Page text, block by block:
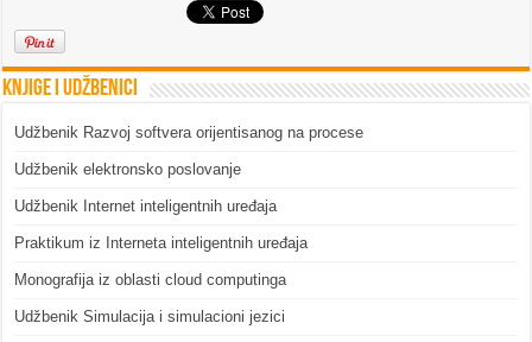
Knjige i udžbenici
Udžbenik Razvoj softvera orijentisanog na procese
Udžbenik elektronsko poslovanje
Udžbenik Internet inteligentnih uređaja
Praktikum iz Interneta inteligentnih uređaja
Monografija iz oblasti cloud computinga
Udžbenik Simulacija i simulacioni jezici